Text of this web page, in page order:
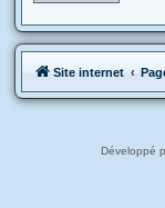
Site internet
Développé